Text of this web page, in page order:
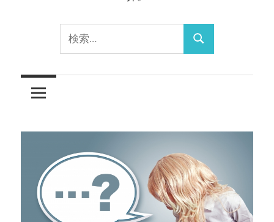
索:
検